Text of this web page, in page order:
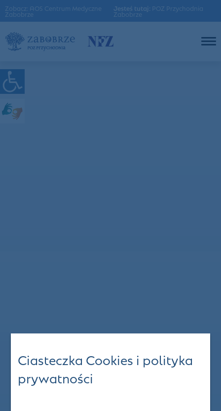
Zobacz: AOS Centrum Medyczne
Zabobrze
Jesteś tutaj: POZ Przychodnia
Zabobrze
Ciasteczka Cookies i polityka
prywatności